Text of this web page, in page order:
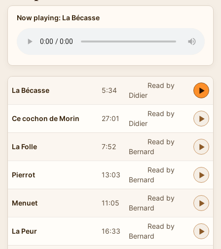
Now playing: La Bécasse
La Bécasse 5:34
Read by
Didier
Ce cochon de Morin 27:01
Read by
Didier
La Folle 7:52
Read by
Bernard
Pierrot 13:03
Read by
Bernard
Menuet 11:05
Read by
Bernard
La Peur 16:33
Read by
Bernard